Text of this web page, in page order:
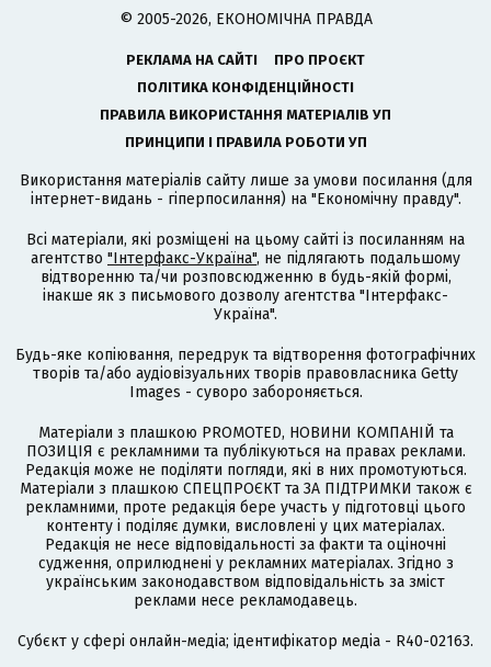
© 2005-2026, ЕКОНОМІЧНА ПРАВДА
РЕКЛАМА НА САЙТІ
ПРО ПРОЄКТ
ПОЛІТИКА КОНФІДЕНЦІЙНОСТІ
ПРАВИЛА ВИКОРИСТАННЯ МАТЕРІАЛІВ УП
ПРИНЦИПИ І ПРАВИЛА РОБОТИ УП
Використання матеріалів сайту лише за умови посилання (для
інтернет-видань - гіперпосилання) на "Економічну правду".
Всі матеріали, які розміщені на цьому сайті із посиланням на
агентство "Інтерфакс-Україна", не підлягають подальшому
відтворенню та/чи розповсюдженню в будь-якій формі,
інакше як з письмового дозволу агентства "Інтерфакс-
Україна".
Будь-яке копіювання, передрук та відтворення фотографічних
творів та/або аудіовізуальних творів правовласника Getty
Images - суворо забороняється.
Матеріали з плашкою PROMOTED, НОВИНИ КОМПАНІЙ та
ПОЗИЦІЯ є рекламними та публікуються на правах реклами.
Редакція може не поділяти погляди, які в них промотуються.
Матеріали з плашкою СПЕЦПРОЄКТ та ЗА ПІДТРИМКИ також є
рекламними, проте редакція бере участь у підготовці цього
контенту і поділяє думки, висловлені у цих матеріалах.
Редакція не несе відповідальності за факти та оціночні
судження, оприлюднені у рекламних матеріалах. Згідно з
українським законодавством відповідальність за зміст
реклами несе рекламодавець.
Cубєкт у сфері онлайн-медіа; ідентифікатор медіа - R40-02163.